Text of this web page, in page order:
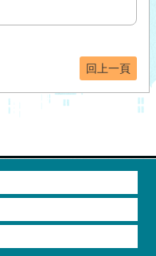
回上一頁